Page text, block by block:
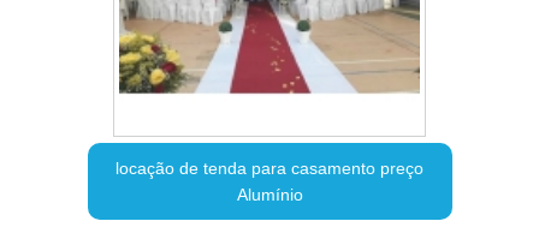
locação de tenda para casamento preço
Alumínio